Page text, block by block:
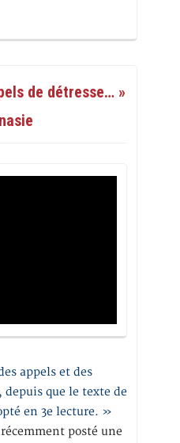
de détresse… »
appels et des
depuis que le texte de
en 3e lecture. »
posté une